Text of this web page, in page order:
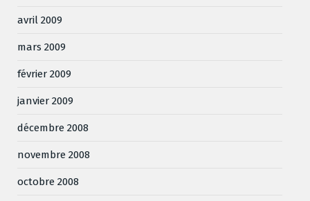
avril 2009
mars 2009
février 2009
janvier 2009
décembre 2008
novembre 2008
octobre 2008